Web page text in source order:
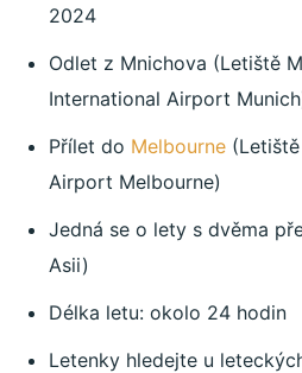
2024
Odlet z Mnichova (Letiště
International Airport
Přílet do Melbourne
Airport Melbourne)
Jedná se o lety s dvěma
Asii)
Délka letu: okolo 24 hodin
Letenky hledejte u